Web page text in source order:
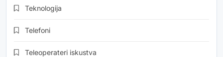
Teknologija
Telefoni
Teleoperateri iskustva